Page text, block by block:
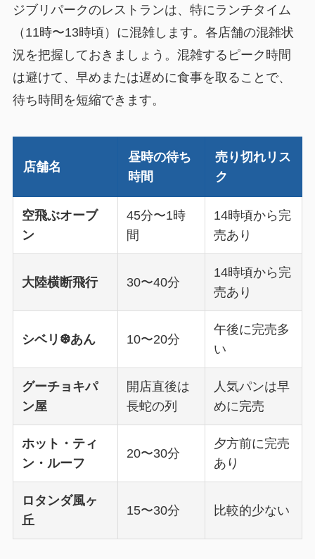
ジブリパークのレストランは、特にランチタイム
（11時〜13時頃）に混雑します。各店舗の混雑状
況を把握しておきましょう。混雑するピーク時間
は避けて、早めまたは遅めに食事を取ることで、
待ち時間を短縮できます。
店舗名
昼時の待ち
時間
売り切れリス
ク
空飛ぶオーブ
ン
45分〜1時
間
14時頃から完
売あり
大陸横断飛行 30〜40分
14時頃から完
売あり
シベリ❆あん 10〜20分
午後に完売多
い
グーチョキパ
ン屋
開店直後は
長蛇の列
人気パンは早
めに完売
ホット・ティ
ン・ルーフ
20〜30分
夕方前に完売
あり
ロタンダ風ヶ
丘
15〜30分 比較的少ない